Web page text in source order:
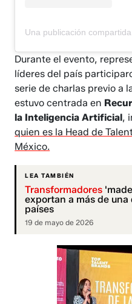
Durante el evento,
líderes del país
serie de charlas previo a
estuvo centrada en
la Inteligencia Artificial,
quien es la Head de
México.
LEA TAMBIÉN
Transformadores
exportan a más de una
países
19 de mayo de 2026